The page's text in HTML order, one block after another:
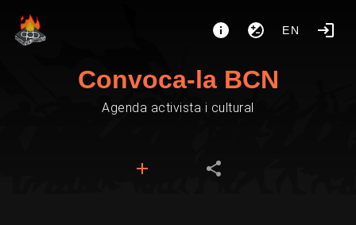
EN
Convoca-la BCN
Agenda activista i cultural